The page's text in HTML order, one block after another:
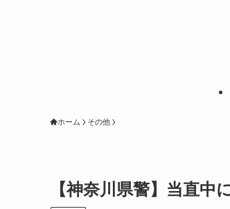
ホーム その他
【神奈川県警】当直